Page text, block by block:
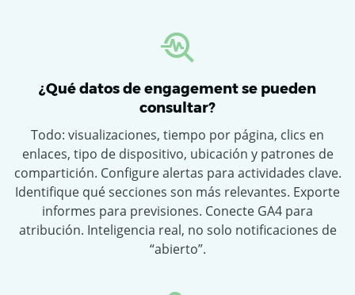
¿Qué datos de engagement se pueden
consultar?
Todo: visualizaciones, tiempo por página, clics en
enlaces, tipo de dispositivo, ubicación y patrones de
compartición. Configure alertas para actividades clave.
Identifique qué secciones son más relevantes. Exporte
informes para previsiones. Conecte GA4 para
atribución. Inteligencia real, no solo notificaciones de
“abierto”.